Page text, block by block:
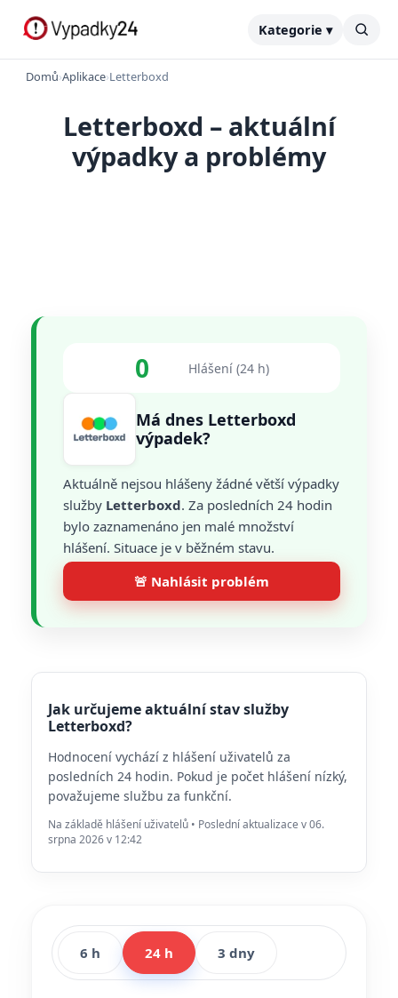
Kategorie ▾
Domů›Aplikace›Letterboxd
Letterboxd – aktuální
výpadky a problémy
0 Hlášení (24 h)
Má dnes Letterboxd
výpadek?
Aktuálně nejsou hlášeny žádné větší výpadky
služby Letterboxd. Za posledních 24 hodin
bylo zaznamenáno jen malé množství
hlášení. Situace je v běžném stavu.
🚨 Nahlásit problém
Jak určujeme aktuální stav služby
Letterboxd?
Hodnocení vychází z hlášení uživatelů za
posledních 24 hodin. Pokud je počet hlášení nízký,
považujeme službu za funkční.
Na základě hlášení uživatelů • Poslední aktualizace v 06.
srpna 2026 v 12:42
6 h 24 h 3 dny